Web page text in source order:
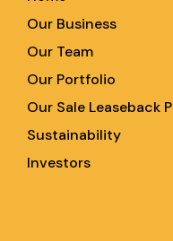
Our Business
Our Team
Our Portfolio
Our Sale Leaseback
Sustainability
Investors